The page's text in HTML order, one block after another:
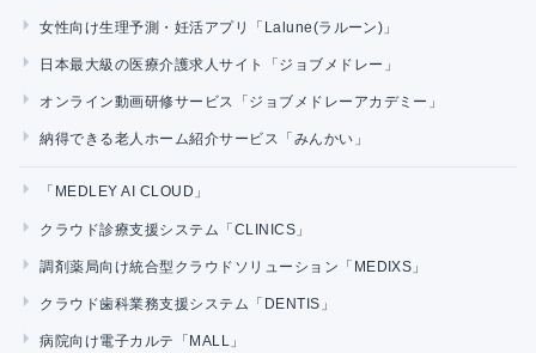
女性向け生理予測・妊活アプリ「Lalune(ラルーン)」
日本最大級の医療介護求人サイト「ジョブメドレー」
オンライン動画研修サービス「ジョブメドレーアカデミー」
納得できる老人ホーム紹介サービス「みんかい」
「MEDLEY AI CLOUD」
クラウド診療支援システム「CLINICS」
調剤薬局向け統合型クラウドソリューション「MEDIXS」
クラウド歯科業務支援システム「DENTIS」
病院向け電子カルテ「MALL」